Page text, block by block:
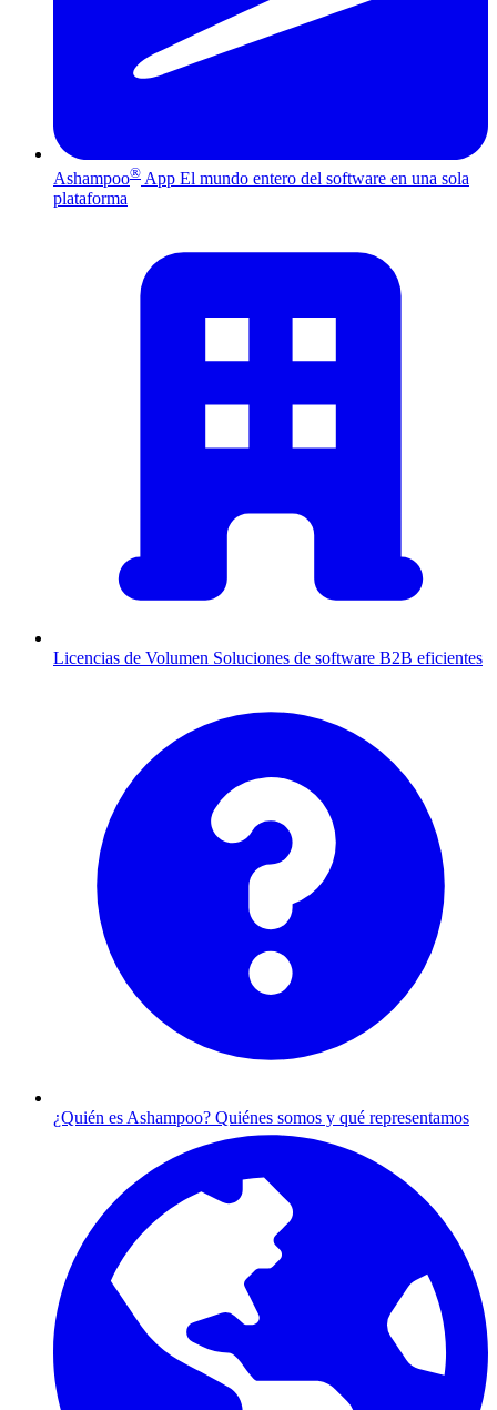
Ashampoo® App El mundo entero del software en una sola
plataforma
Licencias de Volumen Soluciones de software B2B eficientes
¿Quién es Ashampoo? Quiénes somos y qué representamos